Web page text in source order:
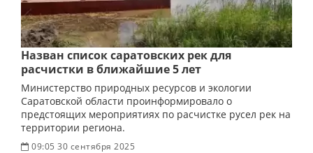
Назван список саратовских рек для
расчистки в ближайшие 5 лет
Министерство природных ресурсов и экологии
Саратовской области проинформировало о
предстоящих мероприятиях по расчистке русел рек на
территории региона.
09:05 30 сентября 2025